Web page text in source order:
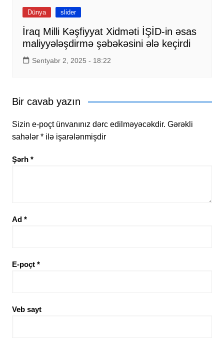
Dünya slider
İraq Milli Kəşfiyyat Xidməti İŞİD-in əsas
maliyyələşdirmə şəbəkəsini ələ keçirdi
Sentyabr 2, 2025 - 18:22
Bir cavab yazın
Sizin e-poçt ünvanınız dərc edilməyəcəkdir. Gərəkli
sahələr *ilə işarələnmişdir
Şərh *
Ad *
E-poçt *
Veb sayt